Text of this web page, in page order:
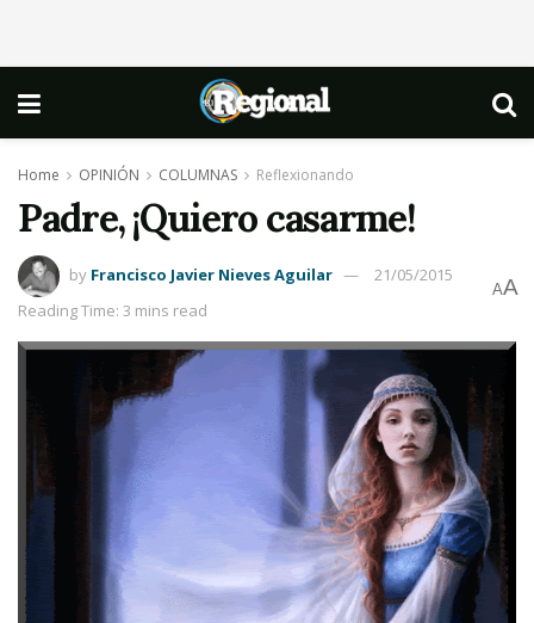
Home OPINIÓN COLUMNAS Reflexionando
Padre, ¡Quiero casarme!
by Francisco Javier Nieves Aguilar
21/05/2015
Reading Time: 3 mins read
AA